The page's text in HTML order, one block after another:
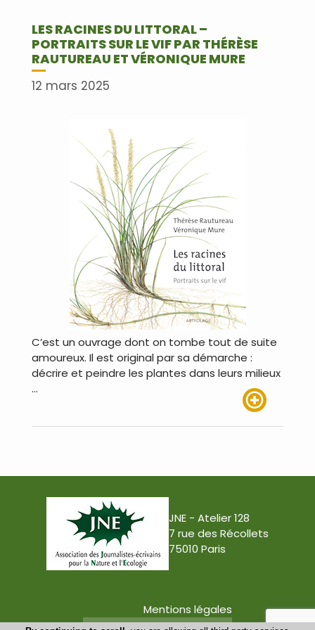
LES RACINES DU LITTORAL –
PORTRAITS SUR LE VIF PAR THÉRÈSE
RAUTUREAU ET VÉRONIQUE MURE
12 mars 2025
C’est un ouvrage dont on tombe tout de suite
amoureux. Il est original par sa démarche :
décrire et peindre les plantes dans leurs milieux
…
JNE - Atelier 128
7 rue des Récollets
75010 Paris
Mentions légales